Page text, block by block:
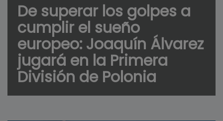
De superar los golpes a
cumplir el sueño
europeo: Joaquín Álvarez
jugará en la Primera
División de Polonia